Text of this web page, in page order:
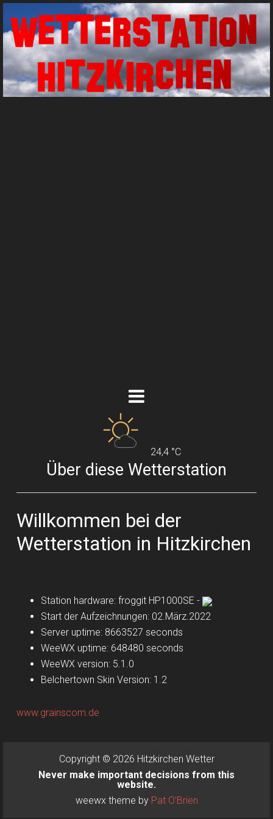
24,4 °C
Über diese Wetterstation
Willkommen bei der
Wetterstation in Hitzkirchen
Station hardware: froggit HP1000SE -
Start der Aufzeichnungen: 02.März.2022
Server uptime: 8663527 seconds
WeeWX uptime: 648480 seconds
WeeWX version: 5.1.0
Belchertown Skin Version: 1.2
www.grainscom.de
Copyright © 2026 Hitzkirchen Wetter
Never make important decisions from this
website.
weewx theme by Pat O'Brien